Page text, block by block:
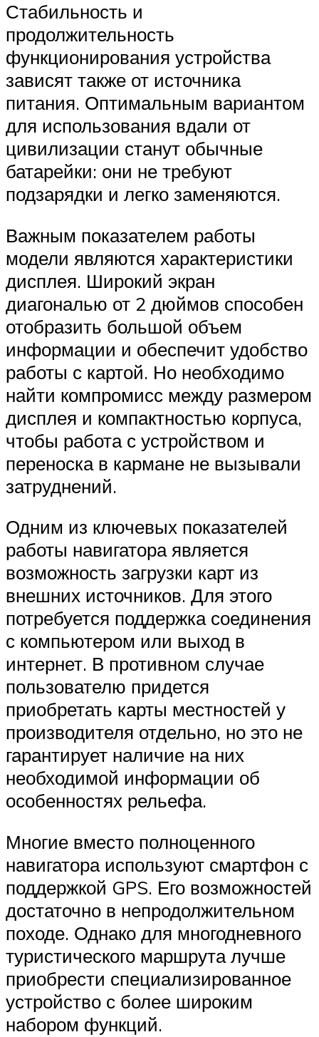
Стабильность и
продолжительность
функционирования устройства
зависят также от источника
питания. Оптимальным вариантом
для использования вдали от
цивилизации станут обычные
батарейки: они не требуют
подзарядки и легко заменяются.
Важным показателем работы
модели являются характеристики
дисплея. Широкий экран
диагональю от 2 дюймов способен
отобразить большой объем
информации и обеспечит удобство
работы с картой. Но необходимо
найти компромисс между размером
дисплея и компактностью корпуса,
чтобы работа с устройством и
переноска в кармане не вызывали
затруднений.
Одним из ключевых показателей
работы навигатора является
возможность загрузки карт из
внешних источников. Для этого
потребуется поддержка соединения
с компьютером или выход в
интернет. В противном случае
пользователю придется
приобретать карты местностей у
производителя отдельно, но это не
гарантирует наличие на них
необходимой информации об
особенностях рельефа.
Многие вместо полноценного
навигатора используют смартфон с
поддержкой GPS. Его возможностей
достаточно в непродолжительном
походе. Однако для многодневного
туристического маршрута лучше
приобрести специализированное
устройство с более широким
набором функций.